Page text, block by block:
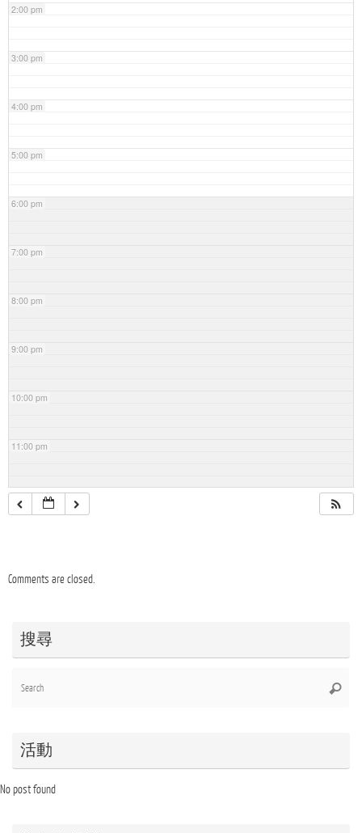
2:00 pm
3:00 pm
4:00 pm
5:00 pm
6:00 pm
7:00 pm
8:00 pm
9:00 pm
10:00 pm
11:00 pm
Comments are closed.
搜尋
活動
No post found